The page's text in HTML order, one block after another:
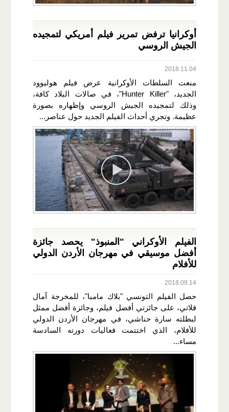
أوكرانيا ترفض تمرير فيلم أمريكي لتمجيده
الجيش الروسي
2018.11.04
منعت السلطات الأوكرانية عرض فيلم هوليوود
الجديد، "Hunter Killer"، في صالات البلاد كافة،
وذلك لتمجيده الجيش الروسي وإظهاره بصورة
عظيمة. وتجري أحداث الفيلم الجديد حول عناصر...
الفيلم الأوكراني "المنبوذ" يحصد جائزة
أفضل موسيقي في مهرجان الأردن الدولي
للأفلام
2018.09.14
حصل الفيلم التونسي "بلاك مامبا"، للمخرجة آمال
قلاتي، على جائزتي أفضل فيلم، وجائزة أفضل ممثل
لبطلته سارة حناشي، في مهرجان الأردن الدولي
للأفلام، الذي اختتمت فعاليات دورته السادسة
مساء...